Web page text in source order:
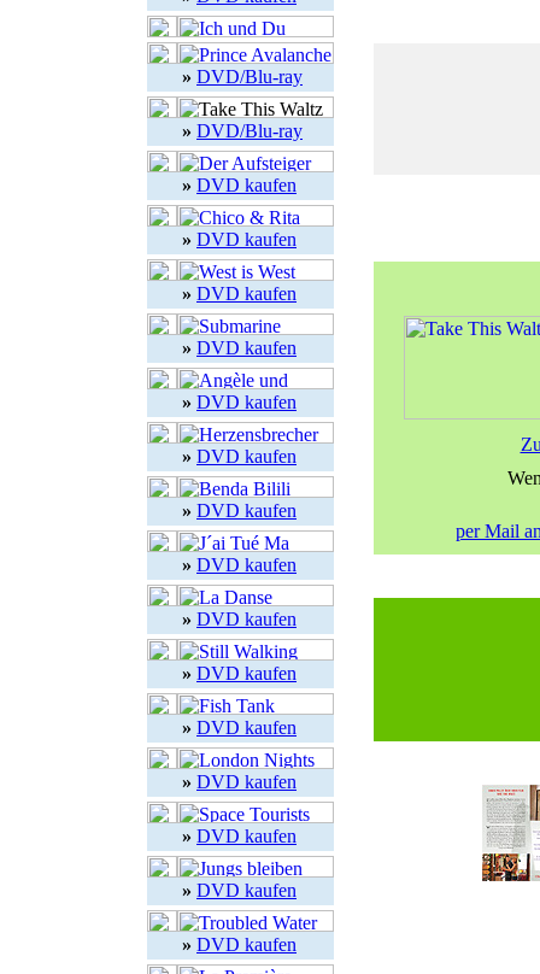
» DVD/Blu-ray
» DVD/Blu-ray
» DVD kaufen
» DVD kaufen
» DVD kaufen
» DVD kaufen
» DVD kaufen
» DVD kaufen
» DVD kaufen
» DVD kaufen
» DVD kaufen
» DVD kaufen
» DVD kaufen
» DVD kaufen
» DVD kaufen
» DVD kaufen
» DVD kaufen
per Mail